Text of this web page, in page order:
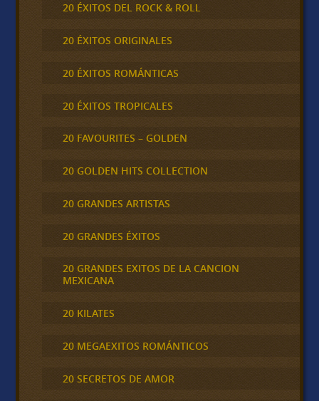
20 ÉXITOS DEL ROCK & ROLL
20 ÉXITOS ORIGINALES
20 ÉXITOS ROMÁNTICAS
20 ÉXITOS TROPICALES
20 FAVOURITES – GOLDEN
20 GOLDEN HITS COLLECTION
20 GRANDES ARTISTAS
20 GRANDES ÉXITOS
20 GRANDES EXITOS DE LA CANCION
MEXICANA
20 KILATES
20 MEGAEXITOS ROMÁNTICOS
20 SECRETOS DE AMOR